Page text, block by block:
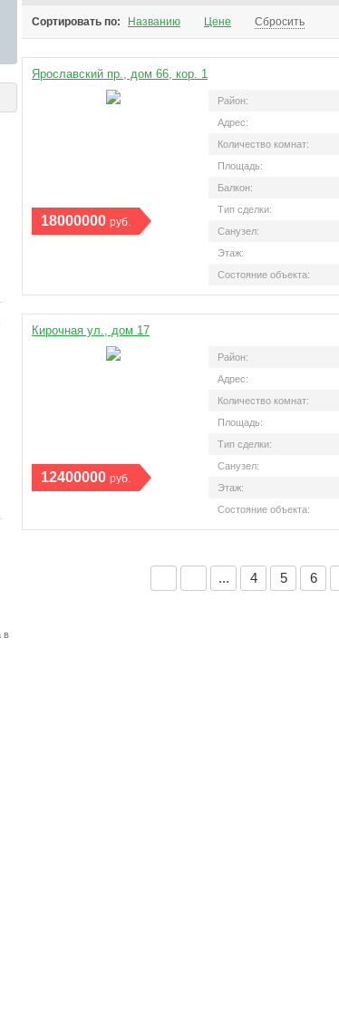
информация 242-16-28
Оксана
"ВСЯ НЕДВИЖИМОСТЬ"
05-12
Сортировать по: Названию Цене Сбросить
Ярославский пр., дом 66, кор. 1
18000000 руб.
Район:
Адрес:
Количество комнат:
Площадь:
Балкон:
Тип сделки:
Санузел:
Этаж:
Состояние объекта:
Кирочная ул., дом 17
12400000 руб.
Район:
Адрес:
Количество комнат:
Площадь:
Тип сделки:
Санузел:
Этаж:
Состояние объекта:
... 4 5 6